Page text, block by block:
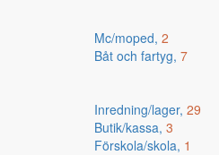
Mc/moped, 2
Båt och fartyg, 7
Inredning/lager, 29
Butik/kassa, 3
Förskola/skola, 1